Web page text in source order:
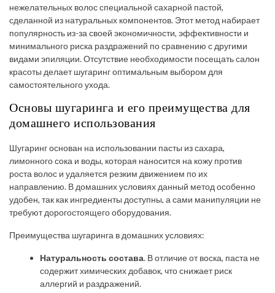
нежелательных волос специальной сахарной пастой,
сделанной из натуральных компонентов. Этот метод набирает
популярность из-за своей экономичности, эффективности и
минимального риска раздражений по сравнению с другими
видами эпиляции. Отсутствие необходимости посещать салон
красоты делает шугаринг оптимальным выбором для
самостоятельного ухода.
Основы шугаринга и его преимущества для
домашнего использования
Шугаринг основан на использовании пасты из сахара,
лимонного сока и воды, которая наносится на кожу против
роста волос и удаляется резким движением по их
направлению. В домашних условиях данный метод особенно
удобен, так как ингредиенты доступны, а сами манипуляции не
требуют дорогостоящего оборудования.
Преимущества шугаринга в домашних условиях:
Натуральность состава. В отличие от воска, паста не
содержит химических добавок, что снижает риск
аллергий и раздражений.